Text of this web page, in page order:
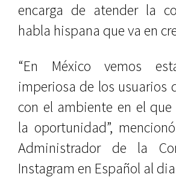
encarga de atender la
habla hispana que va en
“En México vemos
imperiosa de los usuarios
con el ambiente en el
la oportunidad”,
Administrador de la
Instagram en Español al